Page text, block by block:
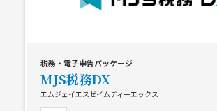
税務・電子申告パッケージ
MJS税務DX
エムジェイエスゼイムディーエックス